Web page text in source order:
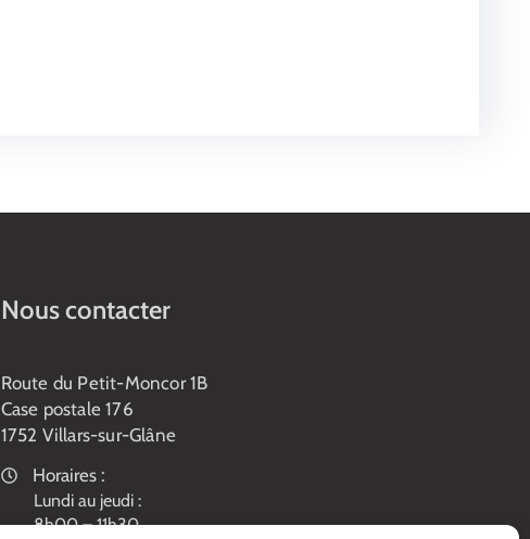
Nous contacter
Route du Petit-Moncor 1B
Case postale 176
1752 Villars-sur-Glâne
Horaires :
Lundi au jeudi :
8h00 – 11h30